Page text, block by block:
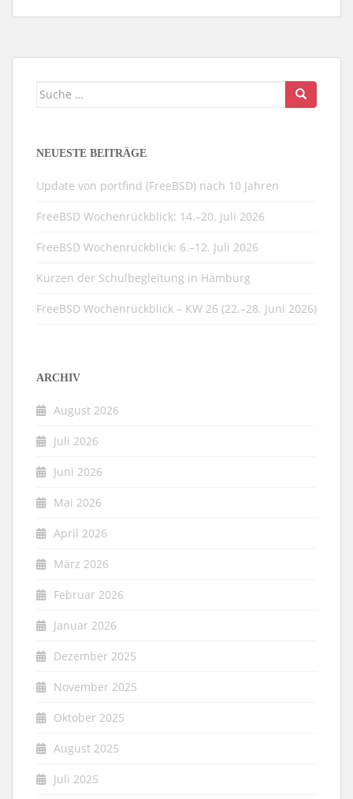
Suche
NEUESTE BEITRÄGE
Update von portfind (FreeBSD) nach 10 Jahren
FreeBSD Wochenrückblick: 14.–20. Juli 2026
FreeBSD Wochenrückblick: 6.–12. Juli 2026
Kürzen der Schulbegleitung in Hamburg
FreeBSD Wochenrückblick – KW 26 (22.–28. Juni 2026)
ARCHIV
August 2026
Juli 2026
Juni 2026
Mai 2026
April 2026
März 2026
Februar 2026
Januar 2026
Dezember 2025
November 2025
Oktober 2025
August 2025
Juli 2025